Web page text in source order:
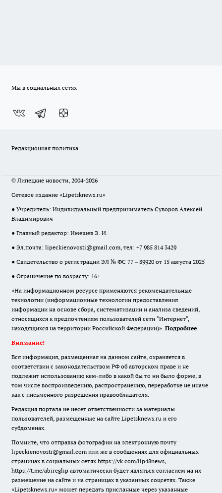
Мы в социальных сетях
Редакционная политика
© Липецкие новости, 2004-2026
Сетевое издание «Lipetsknews.ru»
● Учредитель: Индивидуальный предприниматель Суворов Алексей
Владимирович
● Главный редактор: Имешев Э. И.
● Эл.почта: lipeckienovosti@gmail.com, тел: +7 985 814 3429
● Свидетельство о регистрации ЭЛ № ФС 77 – 89920 от 15 августа 2025
● Ограничение по возрасту: 16+
«На информационном ресурсе применяются рекомендательные
технологии (информационные технологии предоставления
информации на основе сбора, систематизации и анализа сведений,
относящихся к предпочтениям пользователей сети "Интернет",
находящихся на территории Российской Федерации)». Подробнее
Внимание!
Вся информация, размещенная на данном сайте, охраняется в
соответствии с законодательством РФ об авторском праве и не
подлежит использованию кем-либо в какой бы то ни было форме, в
том числе воспроизведению, распространению, переработке не иначе
как с письменного разрешения правообладателя.
Редакция портала не несет ответственности за материалы
пользователей, размещенные на сайте Lipetsknews.ru и его
субдоменах.
Помните, что отправка фотографии на электронную почту
lipeckienovosti@gmail.com или же в сообщениях для официальных
страницах в социальных сетях https://vk.com/lip48news,
https://t.me/abireglip автоматически будет являться согласием на их
размещение на сайте и на страницах в указанных соцсетях. Также
«Lipetsknews.ru» может передать присланные через указанные